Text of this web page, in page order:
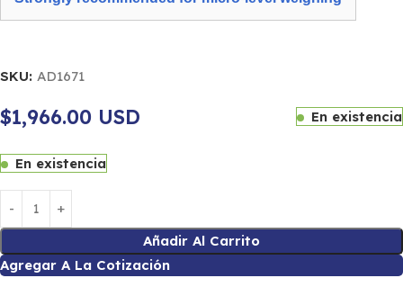
SKU: AD1671
$1,966.00 USD En existencia
En existencia
Añadir Al Carrito
Agregar A La Cotización